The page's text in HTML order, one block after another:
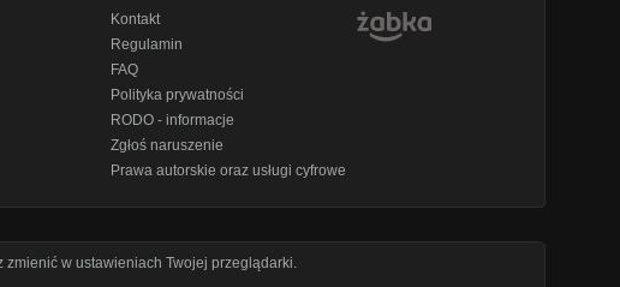
Kontakt
Regulamin
FAQ
Polityka prywatności
RODO - informacje
Zgłoś naruszenie
Prawa autorskie oraz usługi cyfrowe
w ustawieniach Twojej przeglądarki.